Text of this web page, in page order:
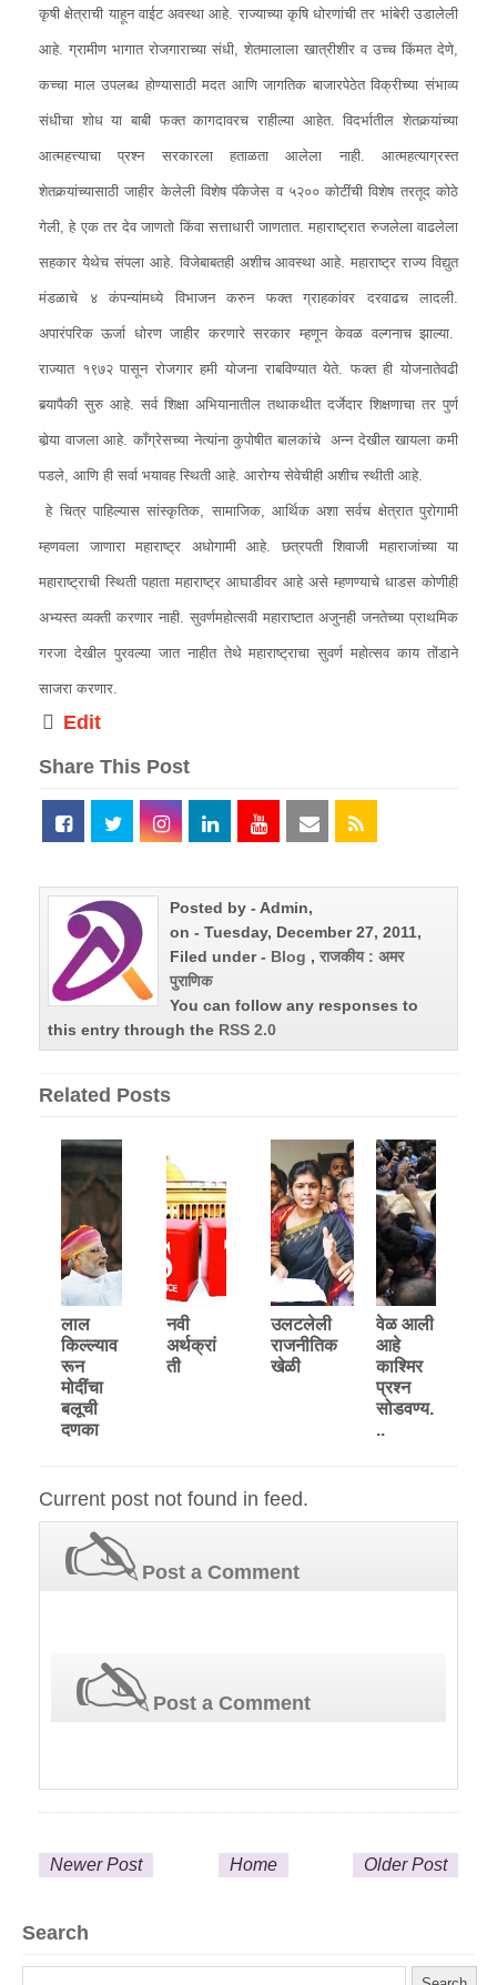
कृषी क्षेत्राची याहून वाईट अवस्था आहे. राज्याच्या कृषि धोरणांची तर भांबेरी उडालेली
आहे. ग्रामीण भागात रोजगाराच्या संधी, शेतमालाला खात्रीशीर व उच्च किंमत देणे,
कच्चा माल उपलब्ध होण्यासाठी मदत आणि जागतिक बाजारपेठेत विक्रीच्या संभाव्य
संधीचा शोध या बाबी फक्त कागदावरच राहील्या आहेत. विदर्भातील शेतकर्‍यांच्या
आत्महत्त्याचा प्रश्‍न सरकारला हताळता आलेला नाही. आत्महत्याग्रस्त
शेतकर्‍यांच्यासाठी जाहीर केलेली विशेष पॅकेजेस व ५२०० कोटींची विशेष तरतूद कोठे
गेली, हे एक तर देव जाणतो किंवा सत्ताधारी जाणतात. महाराष्ट्रात रुजलेला वाढलेला
सहकार येथेच संपला आहे. विजेबाबतही अशीच आवस्था आहे. महाराष्ट्र राज्य विद्युत
मंडळाचे ४ कंपन्यांमध्ये विभाजन करुन फक्त ग्राहकांवर दरवाढच लादली.
अपारंपरिक ऊर्जा धोरण जाहीर करणारे सरकार म्हणून केवळ वल्गनाच झाल्या.
राज्यात १९७२ पासून रोजगार हमी योजना राबविण्यात येते. फक्त ही योजनातेवढी
बर्‍यापैकी सुरु आहे. सर्व शिक्षा अभियानातील तथाकथीत दर्जेदार शिक्षणाचा तर पुर्ण
बोर्‍या वाजला आहे. कॉंग्रेसच्या नेत्यांना कुपोषीत बालकांचे अन्न देखील खायला कमी
पडले, आणि ही सर्वा भयावह स्थिती आहे. आरोग्य सेवेचीही अशीच स्थीती आहे.
हे चित्र पाहिल्यास सांस्कृतिक, सामाजिक, आर्थिक अशा सर्वच क्षेत्रात पुरोगामी
म्हणवला जाणारा महाराष्ट्र अधोगामी आहे. छत्रपती शिवाजी महाराजांच्या या
महाराष्ट्राची स्थिती पहाता महाराष्ट्र आघाडीवर आहे असे म्हणण्याचे धाडस कोणीही
अभ्यस्त व्यक्ती करणार नाही. सुवर्णमहोत्सवी महाराष्टात अजुनही जनतेच्या प्राथमिक
गरजा देखील पुरवल्या जात नाहीत तेथे महाराष्ट्राचा सुवर्ण महोत्सव काय तोंडाने
साजरा करणार.
Edit
Share This Post
Posted by - Admin,
on - Tuesday, December 27, 2011,
Filed under - Blog , राजकीय : अमर
पुराणिक
You can follow any responses to
this entry through the RSS 2.0
Related Posts
लाल
किल्ल्याव
रून
मोदींचा
बलूची
दणका
नवी
अर्थक्रां
ती
उलटलेली
राजनीतिक
खेळी
वेळ आली
आहे
काश्मिर
प्रश्‍न
सोडवण्य.
..
Current post not found in feed.
Post a Comment
Post a Comment
Newer Post Older Post
Home
Search